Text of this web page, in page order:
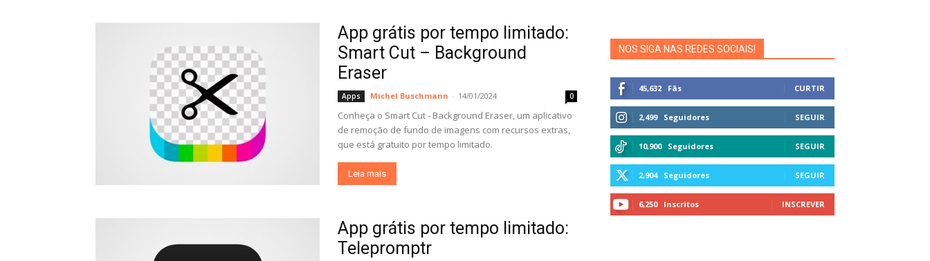
App grátis por tempo limitado:
Smart Cut – Background
Eraser
Apps Michel Buschmann - 14/01/2024 0
Conheça o Smart Cut - Background Eraser, um aplicativo
de remoção de fundo de imagens com recursos extras,
que está gratuito por tempo limitado.
Leia mais
App grátis por tempo limitado:
Telepromptr
NOS SIGA NAS REDES SOCIAIS!
45,632 Fãs CURTIR
2,499 Seguidores SEGUIR
10,900 Seguidores SEGUIR
2,904 Seguidores SEGUIR
6,250 Inscritos INSCREVER